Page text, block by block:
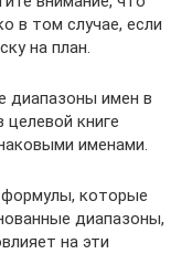
в том случае, если
на план.
диапазоны имен в
целевой книге
именами.
формулы, которые
диапазоны,
на эти